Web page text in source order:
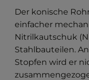
Der konische
einfacher
Nitrilkautschuk
Stahlbauteilen.
Stopfen wird er